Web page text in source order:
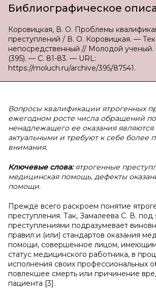
Библиографическое
Коровицкая, В. О. Проблемы
преступлений / В. О. Коровицкая. —
непосредственный // Молодой
(395). — С. 81-83. — URL:
https://moluch.ru/archive/395/87541.
Вопросы квалификации ятрогенных
ежегодном росте числа обращений
ненадлежащего ее оказания
актуальными и требуют к себе более
внимания.
Ключевые слова:ятрогенные
медицинская помощь, дефекты
помощи.
Прежде всего раскроем понятие
преступления. Так, Замалеева С. В. под
преступлениями подразумевает
правил и (или) стандартов оказания
помощи, совершенное лицом,
статус медицинского работника, в
исполнения своих профессиональных
повлекшее смерть или причинение
пациента [3].